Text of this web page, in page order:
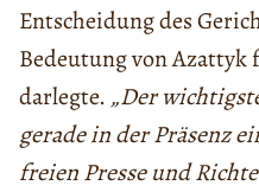
Entscheidung des
Bedeutung von Azattyk
darlegte. „Der
gerade in der Präsenz
freien Presse und